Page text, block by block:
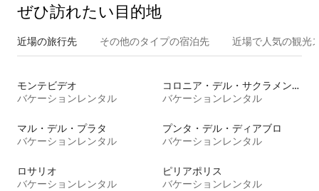
ぜひ訪⁠れ⁠た⁠い目⁠的⁠地
近場の旅行先 その他のタ⁠イ⁠プ⁠の宿⁠泊⁠先 近場で人気の観光
モンテビデオ
バケーションレンタル
コロニア・デル・サクラメント
バケーションレンタル
マル・デル・プラタ
バケーションレンタル
プンタ・デル・ディアブロ
バケーションレンタル
ロサリオ
バケーションレンタル
ピリアポリス
バケーションレンタル